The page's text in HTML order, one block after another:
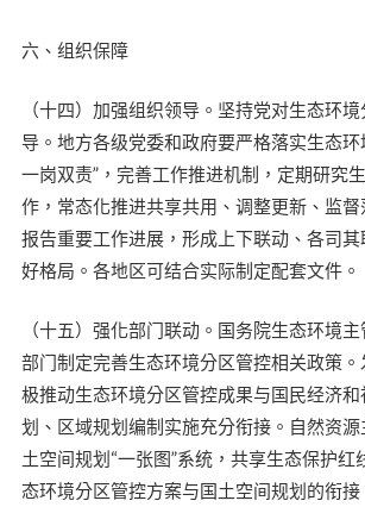
六、组织保障
（十四）加强组织领导。坚持党对生态环
导。地方各级党委和政府要严格落实生态环
一岗双责”，完善工作推进机制，定期研究
作，常态化推进共享共用、调整更新、监
报告重要工作进展，形成上下联动、各司
好格局。各地区可结合实际制定配套文件。
（十五）强化部门联动。国务院生态环境
部门制定完善生态环境分区管控相关政策
极推动生态环境分区管控成果与国民经济
划、区域规划编制实施充分衔接。自然资
土空间规划“一张图”系统，共享生态保护红
态环境分区管控方案与国土空间规划的衔